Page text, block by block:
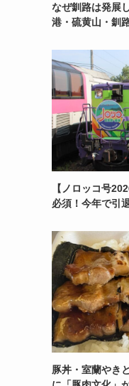
なぜ釧路は発展
港・硫黄山・釧
【ノロッコ号
必須！今年で引
豚丼・室蘭やき